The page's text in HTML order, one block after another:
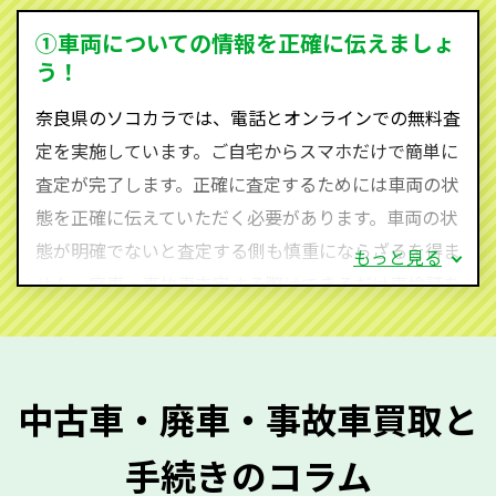
す。
590-870）までお問い合わせ下さい。
査定・ご相談・見積もりはすべて無料で行います。安
心してお問い合わせください。
①車両についての情報を正確に伝えましょ
う！
奈良県のソコカラでは、電話とオンラインでの無料査
定を実施しています。ご自宅からスマホだけで簡単に
査定が完了します。正確に査定するためには車両の状
態を正確に伝えていただく必要があります。車両の状
態が明確でないと査定する側も慎重にならざるを得ま
せん。廃車・事故車査定する際はできるだけ車検証を
ご準備ください。車検証があることで車両状態や年式
質問させていただく内容は以下の通りとなります。
メーカー／車種
もっと見る
中古車・廃車・事故車買取と
手続きのコラム